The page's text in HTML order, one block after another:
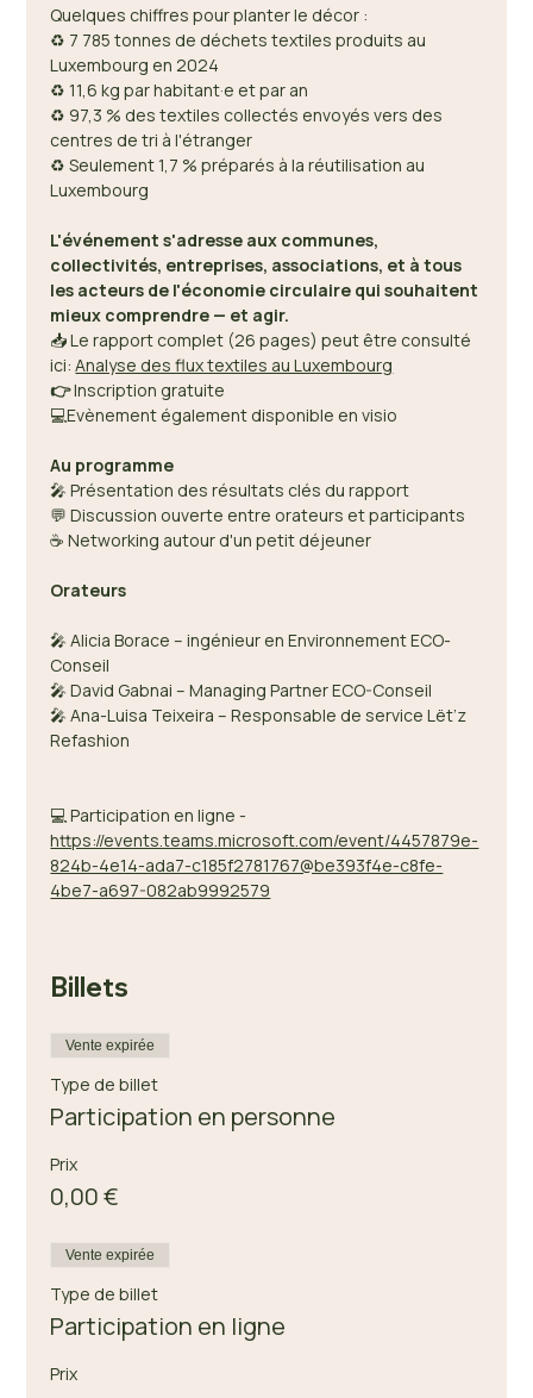
Quelques chiffres pour planter le décor :
♻️ 7 785 tonnes de déchets textiles produits au
Luxembourg en 2024
♻️ 11,6 kg par habitant·e et par an
♻️ 97,3 % des textiles collectés envoyés vers des
centres de tri à l'étranger
♻️ Seulement 1,7 % préparés à la réutilisation au
Luxembourg
L'événement s'adresse aux communes,
collectivités, entreprises, associations, et à tous
les acteurs de l'économie circulaire qui souhaitent
mieux comprendre — et agir.
📥 Le rapport complet (26 pages) peut être consulté
ici: Analyse des flux textiles au Luxembourg
👉 Inscription gratuite
💻Evènement également disponible en visio
Au programme
🎤 Présentation des résultats clés du rapport
💬 Discussion ouverte entre orateurs et participants
☕ Networking autour d'un petit déjeuner
Orateurs
🎤 Alicia Borace – ingénieur en Environnement ECO-
Conseil
🎤 David Gabnai – Managing Partner ECO-Conseil
🎤 Ana-Luisa Teixeira – Responsable de service Lët’z
Refashion
💻 Participation en ligne -
https://events.teams.microsoft.com/event/4457879e-
824b-4e14-ada7-c185f2781767@be393f4e-c8fe-
4be7-a697-082ab9992579
Billets
Vente expirée
Type de billet
Participation en personne
Prix
0,00 €
Vente expirée
Type de billet
Participation en ligne
Prix